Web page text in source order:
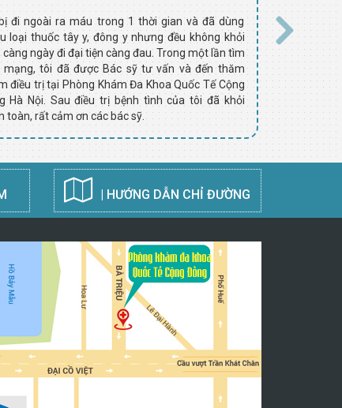
đi ngoài ra máu trong 1 thời gian và đã dùng
loại thuốc tây y, đông y nhưng đều không khỏi
càng ngày đi đại tiện càng đau. Trong một lần tìm
mạng, tôi đã được Bác sỹ tư vấn và đến thăm
điều trị tại Phòng Khám Đa Khoa Quốc Tế Cộng
Hà Nội. Sau điều trị bệnh tình của tôi đã khỏi
toàn, rất cảm ơn các bác sỹ.
Công việc
nặng nên
Phòng
được biết
sau 9
bệnh trĩ tái
người cũng
| HƯỚNG DẪN CHỈ ĐƯỜNG